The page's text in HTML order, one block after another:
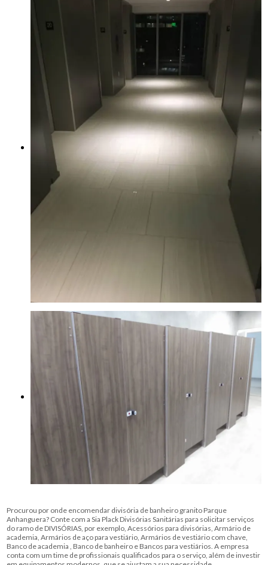
Procurou por onde encomendar divisória de banheiro granito Parque
Anhanguera? Conte com a Sia Plack Divisórias Sanitárias para solicitar serviços
do ramo de DIVISÓRIAS, por exemplo, Acessórios para divisórias, Armário de
academia, Armários de aço para vestiário, Armários de vestiário com chave,
Banco de academia , Banco de banheiro e Bancos para vestiários. A empresa
conta com um time de profissionais qualificados para o serviço, além de investir